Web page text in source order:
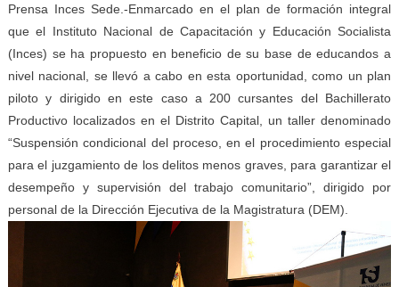
Prensa Inces Sede.-Enmarcado en el plan de formación integral
que el Instituto Nacional de Capacitación y Educación Socialista
(Inces) se ha propuesto en beneficio de su base de educandos a
nivel nacional, se llevó a cabo en esta oportunidad, como un plan
piloto y dirigido en este caso a 200 cursantes del Bachillerato
Productivo localizados en el Distrito Capital, un taller denominado
“Suspensión condicional del proceso, en el procedimiento especial
para el juzgamiento de los delitos menos graves, para garantizar el
desempeño y supervisión del trabajo comunitario”, dirigido por
personal de la Dirección Ejecutiva de la Magistratura (DEM).